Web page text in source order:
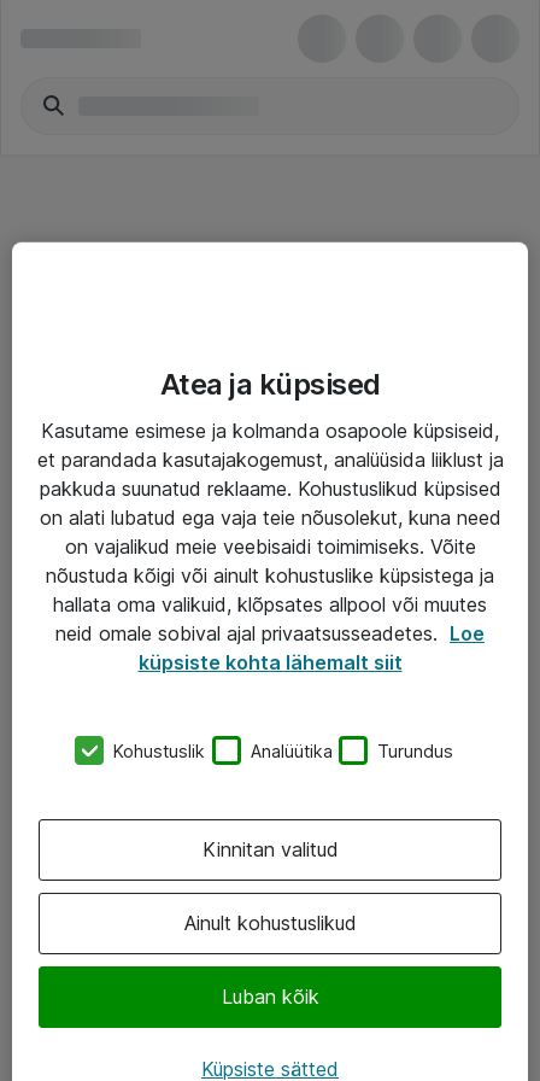
Haldusteenused
Garantii
Turva- ja nõrkvoolulahendused
AS ATEA
+372 659 3591
Järvevana tee 7b, 10112 Tallinn
Facebook
Atea ja küpsised
Kasutame esimese ja kolmanda osapoole küpsiseid,
et parandada kasutajakogemust, analüüsida liiklust ja
pakkuda suunatud reklaame. Kohustuslikud küpsised
on alati lubatud ega vaja teie nõusolekut, kuna need
on vajalikud meie veebisaidi toimimiseks. Võite
nõustuda kõigi või ainult kohustuslike küpsistega ja
hallata oma valikuid, klõpsates allpool või muutes
neid omale sobival ajal privaatsusseadetes. Loe
küpsiste kohta lähemalt siit
Kohustuslik Analüütika Turundus
Ainult kohustuslikud
Luban kõik
Kinnitan valitud
Küpsiste sätted